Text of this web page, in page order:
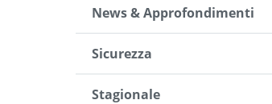
News & Approfondimenti
Sicurezza
Stagionale